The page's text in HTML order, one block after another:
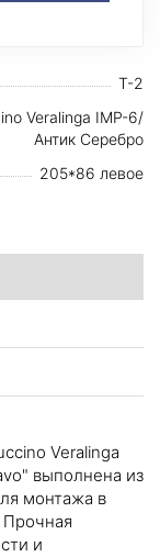
T-2
Veralinga IMP-6/
Антик Серебро
205*86 левое
Veralinga
выполнена из
монтажа в
Прочная
и